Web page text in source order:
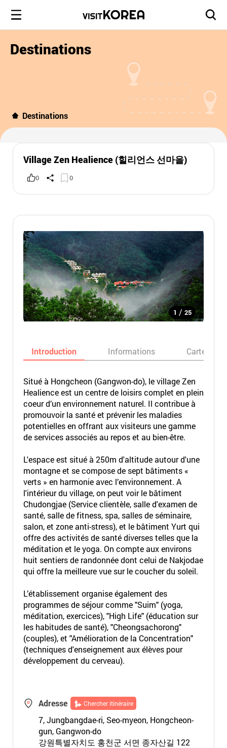
Destinations
Destinations
Village Zen Healience (힐리언스 선마을)
0 0
1 / 25
Introduction Informations Carte
Situé à Hongcheon (Gangwon-do), le village Zen
Healience est un centre de loisirs complet en plein
coeur d’un environnement naturel. Il contribue à
promouvoir la santé et prévenir les maladies
potentielles en offrant aux visiteurs une gamme
de services associés au repos et au bien-être.
L'espace est situé à 250m d'altitude autour d'une
montagne et se compose de sept bâtiments «
verts » en harmonie avec l’environnement. A
l'intérieur du village, on peut voir le bâtiment
Chudongjae (Service clientèle, salle d'examen de
santé, salle de fitness, spa, salles de séminaire,
salon, et zone anti-stress), et le bâtiment Yurt qui
offre des activités de santé diverses telles que la
méditation et le yoga. On compte aux environs
huit sentiers de randonnée dont celui de Nakjodae
qui offre la meilleure vue sur le coucher du soleil.
L’établissement organise également des
programmes de séjour comme "Suim" (yoga,
méditation, exercices), "High Life" (éducation sur
les habitudes de santé), "Cheongsachorong"
(couples), et "Amélioration de la Concentration"
(techniques d'enseignement aux élèves pour
développement du cerveau).
Adresse Chercher itinéraire
7, Jungbangdae-ri, Seo-myeon, Hongcheon-
gun, Gangwon-do
강원특별자치도 홍천군 서면 종자산길 122